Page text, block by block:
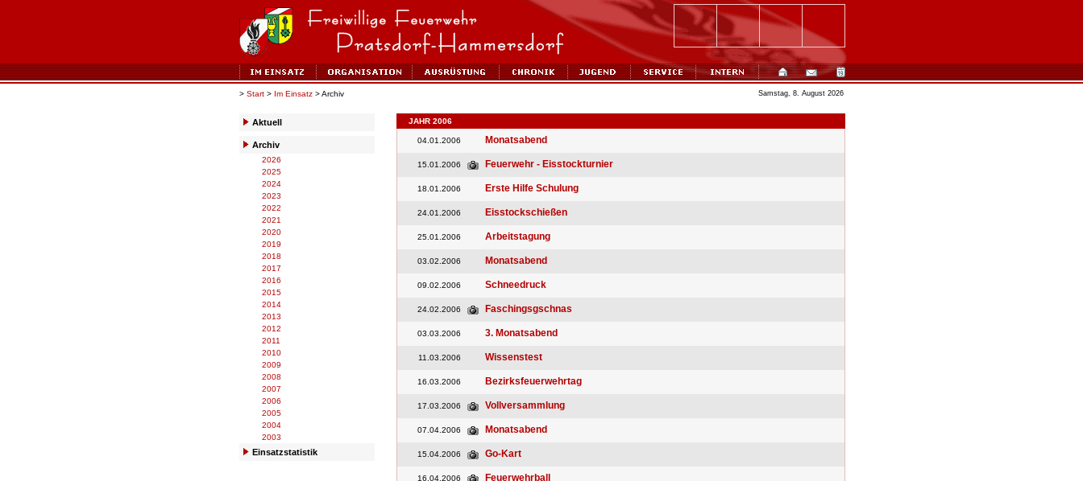
> Start > Im Einsatz > Archiv Samstag, 8. August 2026
Aktuell
Archiv
2026
2025
2024
2023
2022
2021
2020
2019
2018
2017
2016
2015
2014
2013
2012
2011
2010
2009
2008
2007
2006
2005
2004
2003
Einsatzstatistik
JAHR 2006
04.01.2006 Monatsabend
15.01.2006 Feuerwehr - Eisstockturnier
18.01.2006 Erste Hilfe Schulung
24.01.2006 Eisstockschießen
25.01.2006 Arbeitstagung
03.02.2006 Monatsabend
09.02.2006 Schneedruck
24.02.2006 Faschingsgschnas
03.03.2006 3. Monatsabend
11.03.2006 Wissenstest
16.03.2006 Bezirksfeuerwehrtag
17.03.2006 Vollversammlung
07.04.2006 Monatsabend
15.04.2006 Go-Kart
16.04.2006 Feuerwehrball